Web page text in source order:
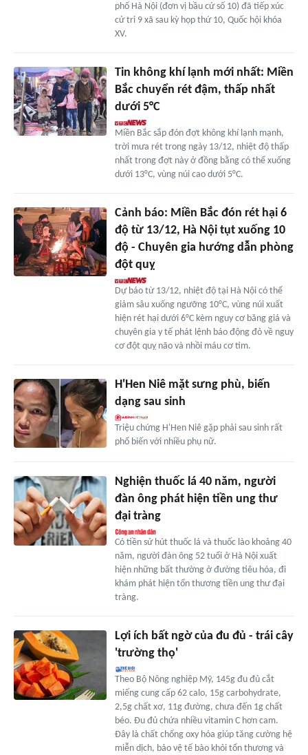
phố Hà Nội (đơn vị bầu cử số 10) đã tiếp xúc
cử tri 9 xã sau kỳ họp thứ 10, Quốc hội khóa
XV.
Tin không khí lạnh mới nhất: Miền
Bắc chuyển rét đậm, thấp nhất
dưới 5°C
Miền Bắc sắp đón đợt không khí lạnh mạnh,
trời mưa rét trong ngày 13/12, nhiệt độ thấp
nhất trong đợt này ở đồng bằng có thể xuống
dưới 13°C, vùng núi cao dưới 5°C.
Cảnh báo: Miền Bắc đón rét hại 6
độ từ 13/12, Hà Nội tụt xuống 10
độ - Chuyên gia hướng dẫn phòng
đột quỵ
Dự báo từ 13/12, nhiệt độ tại Hà Nội có thể
giảm sâu xuống ngưỡng 10°C, vùng núi xuất
hiện rét hại dưới 6°C kèm nguy cơ băng giá và
chuyên gia y tế phát lệnh báo động đỏ về nguy
cơ đột quỵ não và nhồi máu cơ tim.
H'Hen Niê mặt sưng phù, biến
dạng sau sinh
Triệu chứng H'Hen Niê gặp phải sau sinh rất
phổ biến với nhiều phụ nữ.
Nghiện thuốc lá 40 năm, người
đàn ông phát hiện tiền ung thư
đại tràng
Có tiền sử hút thuốc lá và thuốc lào khoảng 40
năm, người đàn ông 52 tuổi ở Hà Nội xuất
hiện những bất thường ở đường tiêu hóa, đi
khám phát hiện tổn thương tiền ung thư đại
tràng.
Lợi ích bất ngờ của đu đủ - trái cây
'trường thọ'
Theo Bộ Nông nghiệp Mỹ, 145g đu đủ cắt
miếng cung cấp 62 calo, 15g carbohydrate,
2,5g chất xơ, 11g đường, chưa đến 1g chất
béo. Đu đủ chứa nhiều vitamin C hơn cam.
Đây là chất chống oxy hóa giúp tăng cường hệ
miễn dịch, bảo vệ tế bào khỏi tổn thương và